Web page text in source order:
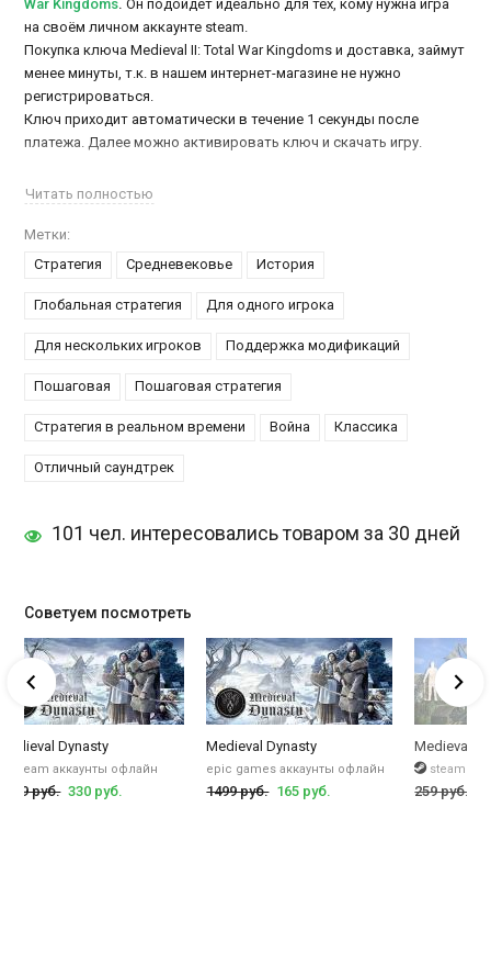
War Kingdoms. Он подойдет идеально для тех, кому нужна игра
на своём личном аккаунте steam.
Покупка ключа Medieval II: Total War Kingdoms и доставка, займут
менее минуты, т.к. в нашем интернет-магазине не нужно
регистрироваться.
Ключ приходит автоматически в течение 1 секунды после
платежа. Далее можно активировать ключ и скачать игру.
Medieval II: Total War Kingdoms
войн с врагами. В дополнение входят: новые территории,
фракции, порядка 13, около 110 юнитов, 50 построек, которые
вы сможете играть вдвоём за одним компьютером, что
является значительным плюсом.
по ссылке.
Читать полностью
Метки:
Стратегия
Средневековье История
Глобальная стратегия Для одного игрока
Для нескольких игроков Поддержка модификаций
Пошаговая Пошаговая стратегия
Стратегия в реальном времени Война Классика
Отличный саундтрек
101 чел. интересовались товаром за 30 дней
Советуем посмотреть
Dynasty
steam аккаунты офлайн
руб. 330 руб.
Medieval Dynasty
epic games аккаунты офлайн
1499 руб. 165 руб.
Medieval
steam
259 руб.